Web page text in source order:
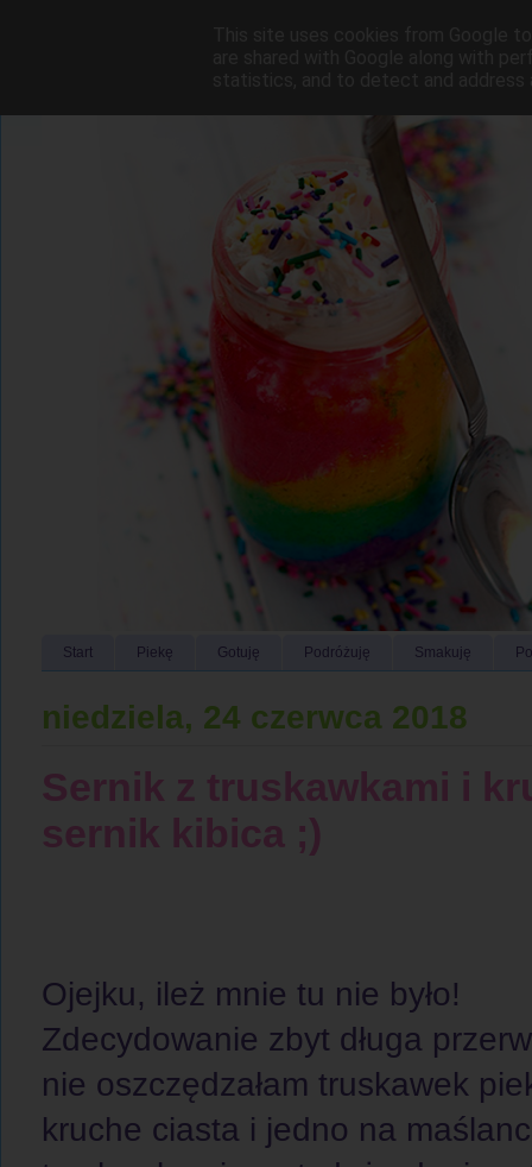
Start Piekę Gotuję Podróżuję Smakuję
niedziela, 24 czerwca 2018
Sernik z truskawkami i
sernik kibica ;)
Ojejku, ileż mnie tu nie było!
Zdecydowanie zbyt długa
nie oszczędzałam truskawek
kruche ciasta i jedno na